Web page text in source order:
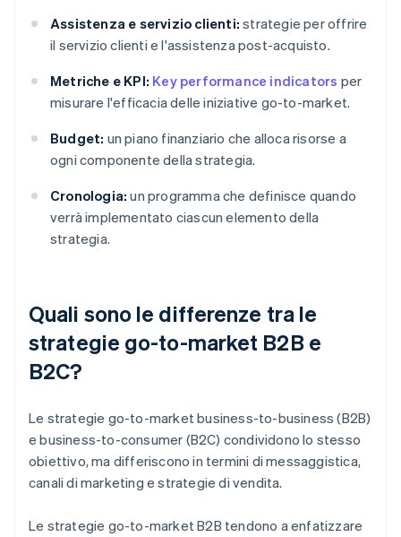
Assistenza e servizio clienti: strategie per offrire
il servizio clienti e l'assistenza post-acquisto.
Metriche e KPI: Key performance indicators per
misurare l'efficacia delle iniziative go-to-market.
Budget: un piano finanziario che alloca risorse a
ogni componente della strategia.
Cronologia: un programma che definisce quando
verrà implementato ciascun elemento della
strategia.
Quali sono le differenze tra le
strategie go-to-market B2B e
B2C?
Le strategie go-to-market business-to-business (B2B)
e business-to-consumer (B2C) condividono lo stesso
obiettivo, ma differiscono in termini di messaggistica,
canali di marketing e strategie di vendita.
Le strategie go-to-market B2B tendono a enfatizzare